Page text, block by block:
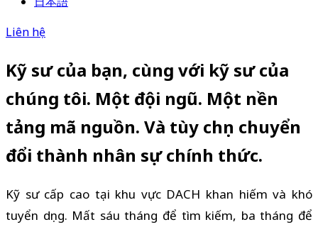
Liên hệ
Kỹ sư của bạn, cùng với kỹ sư của
chúng tôi. Một đội ngũ. Một nền
tảng mã nguồn. Và tùy chọn chuyển
đổi thành nhân sự chính thức.
Kỹ sư cấp cao tại khu vực DACH khan hiếm và khó
tuyển dụng. Mất sáu tháng để tìm kiếm, ba tháng để